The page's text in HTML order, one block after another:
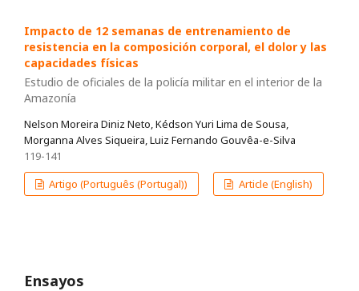
Impacto de 12 semanas de entrenamiento de
resistencia en la composición corporal, el dolor y las
capacidades físicas
Estudio de oficiales de la policía militar en el interior de la
Amazonía
Nelson Moreira Diniz Neto, Kédson Yuri Lima de Sousa,
Morganna Alves Siqueira, Luiz Fernando Gouvêa-e-Silva
119-141
Artigo (Português (Portugal))
Article (English)
Ensayos